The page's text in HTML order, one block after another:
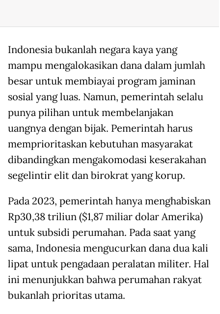
Indonesia bukanlah negara kaya yang
mampu mengalokasikan dana dalam jumlah
besar untuk membiayai program jaminan
sosial yang luas. Namun, pemerintah selalu
punya pilihan untuk membelanjakan
uangnya dengan bijak. Pemerintah harus
memprioritaskan kebutuhan masyarakat
dibandingkan mengakomodasi keserakahan
segelintir elit dan birokrat yang korup.
Pada 2023, pemerintah hanya menghabiskan
Rp30,38 triliun ($1,87 miliar dolar Amerika)
untuk subsidi perumahan. Pada saat yang
sama, Indonesia mengucurkan dana dua kali
lipat untuk pengadaan peralatan militer. Hal
ini menunjukkan bahwa perumahan rakyat
bukanlah prioritas utama.